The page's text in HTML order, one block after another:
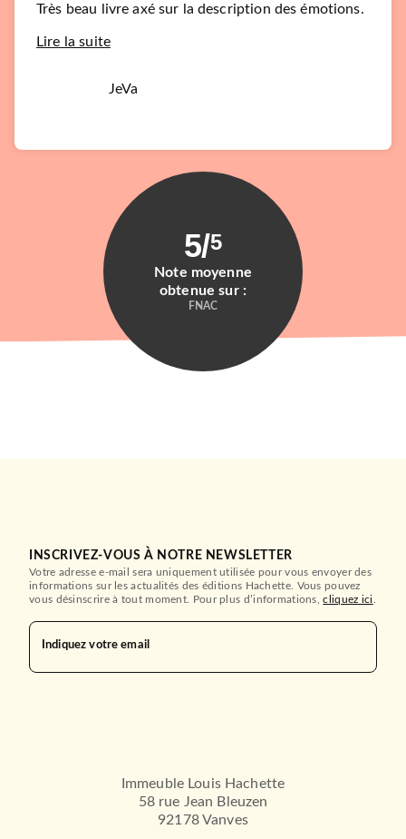
Très beau livre axé sur la description des émotions.
Lire la suite
JeVa
5/5
Note moyenne
obtenue sur :
FNAC
INSCRIVEZ-VOUS À NOTRE NEWSLETTER
Votre adresse e-mail sera uniquement utilisée pour vous envoyer des
informations sur les actualités des éditions Hachette. Vous pouvez
vous désinscrire à tout moment. Pour plus d’informations,cliquez ici
Indiquez votre email
Immeuble Louis Hachette
58 rue Jean Bleuzen
92178 Vanves